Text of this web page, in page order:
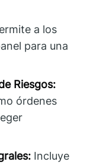
a los
para una
Riesgos:
órdenes
Incluye